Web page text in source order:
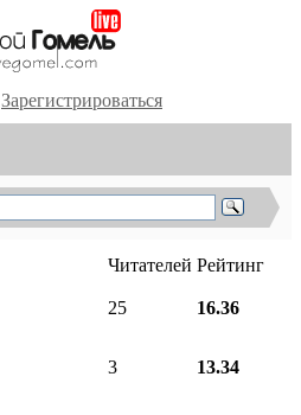
Зарегистрироваться
Читателей Рейтинг
25 16.36
3 13.34